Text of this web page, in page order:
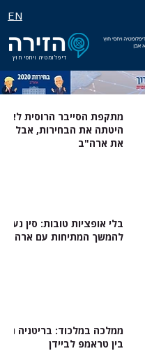
EN
דיפלומטיה ויחסי חוץ
מתקפת הסייבר הרוסית לא
היטתה את הבחירות, אבל
את ארה"ב
בלי אופציות טובות: סין
להמשך המתיחות עם ארה"ב
ממלכה במלכוד: בריטניה
בין טראמפ לביידן